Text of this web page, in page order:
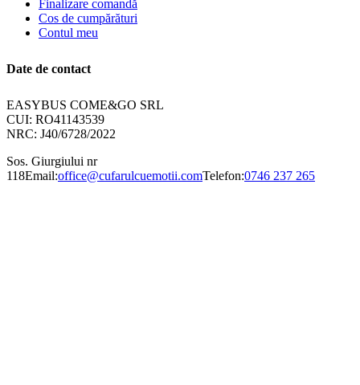
Finalizare comandă
Cos de cumpărături
Contul meu
Date de contact
EASYBUS COME&GO SRL
CUI: RO41143539
NRC: J40/6728/2022
Sos. Giurgiului nr
118Email:office@cufarulcuemotii.comTelefon:0746 237 265